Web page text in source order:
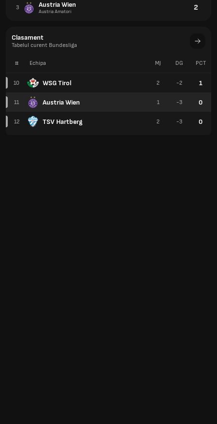
3 Austria Wien
Austria Amatori 2
Clasament
Tabelul curent Bundesliga
# Echipa
10 WSG Tirol
11 Austria Wien
12 TSV Hartberg
MJ DG PCT
2 -2 1
1 -3 0
2 -3 0